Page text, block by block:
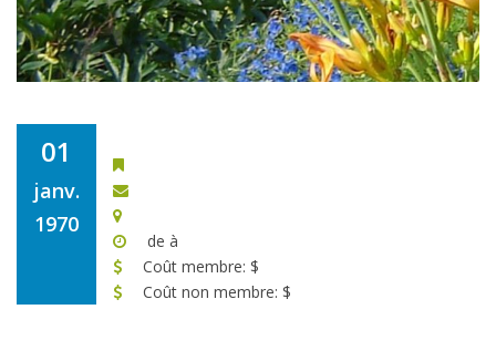
01
janv.
1970
de à
Coût membre: $
Coût non membre: $